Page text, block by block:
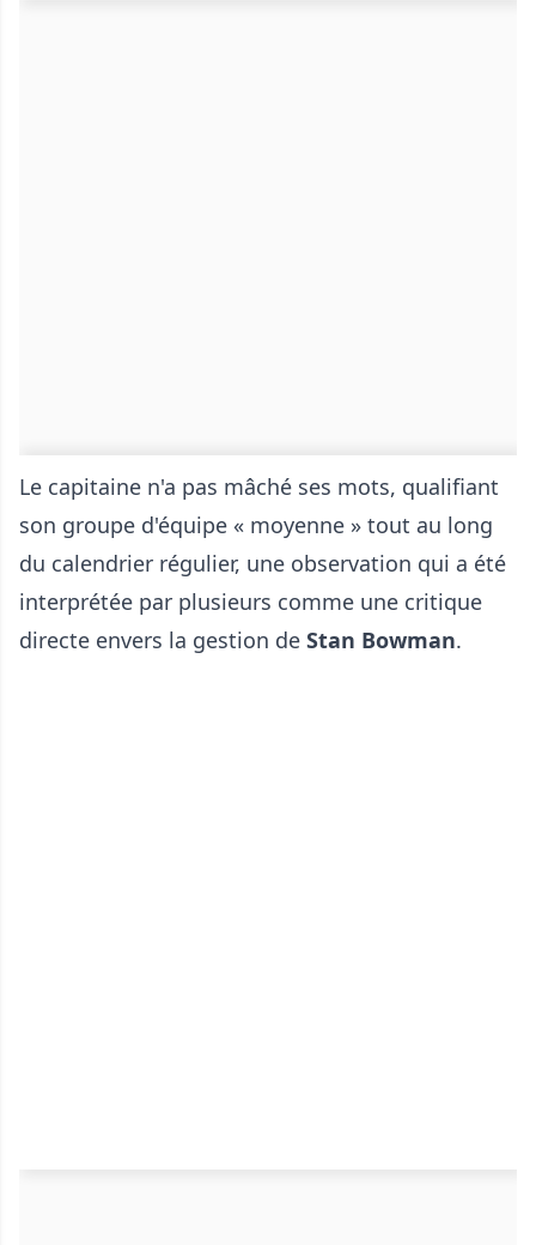
Le capitaine n'a pas mâché ses mots, qualifiant
son groupe d'équipe « moyenne » tout au long
du calendrier régulier, une observation qui a été
interprétée par plusieurs comme une critique
directe envers la gestion de Stan Bowman.